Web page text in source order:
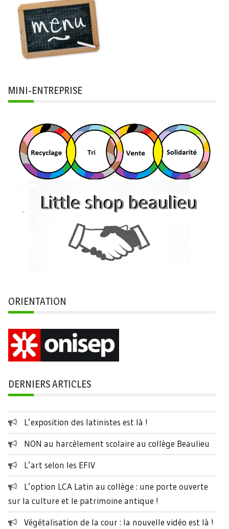
MINI-ENTREPRISE
ORIENTATION
DERNIERS ARTICLES
L’exposition des latinistes est là !
NON au harcèlement scolaire au collège Beaulieu
L’art selon les EFIV
L’option LCA Latin au collège : une porte ouverte
sur la culture et le patrimoine antique !
Végétalisation de la cour : la nouvelle vidéo est là !